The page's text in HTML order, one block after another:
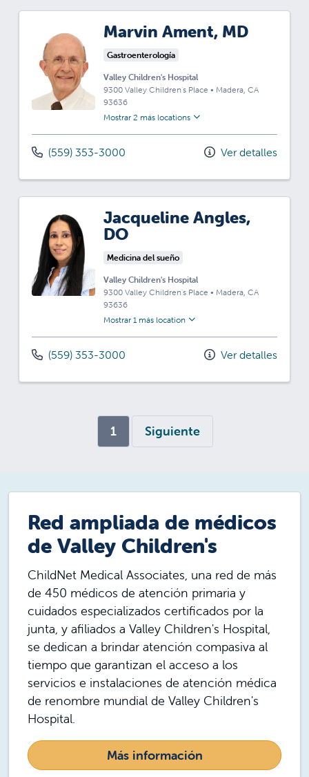
Marvin Ament, MD
Gastroenterología
Valley Children's Hospital
9300 Valley Children's Place • Madera, CA
93636
Mostrar 2 más locations
(559) 353-3000 Ver detalles
Jacqueline Angles,
DO
Medicina del sueño
Valley Children's Hospital
9300 Valley Children's Place • Madera, CA
93636
Mostrar 1 más location
(559) 353-3000 Ver detalles
1(current)Siguiente
Red ampliada de médicos
de Valley Children's
ChildNet Medical Associates, una red de más
de 450 médicos de atención primaria y
cuidados especializados certificados por la
junta, y afiliados a Valley Children's Hospital,
se dedican a brindar atención compasiva al
tiempo que garantizan el acceso a los
servicios e instalaciones de atención médica
de renombre mundial de Valley Children's
Hospital.
Más información